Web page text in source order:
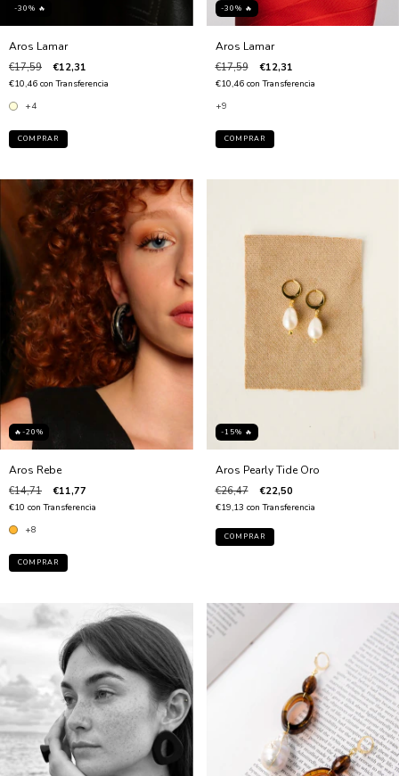
-30% 🔥
Aros Lamar
€17,59 €12,31
€10,46 con Transferencia
+4
COMPRAR
-30% 🔥
Aros Lamar
€17,59 €12,31
€10,46 con Transferencia
+9
COMPRAR
🔥-20%
Aros Rebe
€14,71 €11,77
€10 con Transferencia
+8
COMPRAR
-15% 🔥
Aros Pearly Tide Oro
€26,47 €22,50
€19,13 con Transferencia